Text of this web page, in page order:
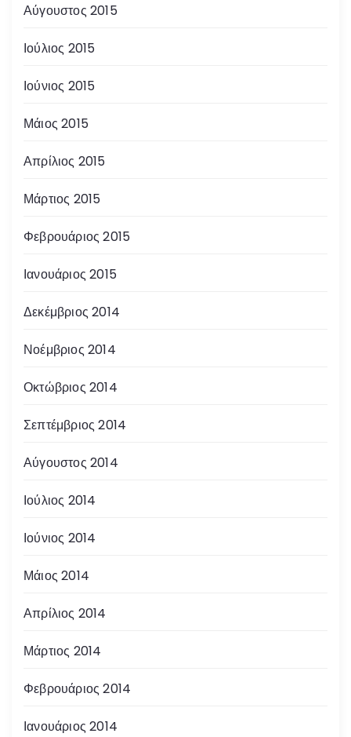
Αύγουστος 2015
Ιούλιος 2015
Ιούνιος 2015
Μάιος 2015
Απρίλιος 2015
Μάρτιος 2015
Φεβρουάριος 2015
Ιανουάριος 2015
Δεκέμβριος 2014
Νοέμβριος 2014
Οκτώβριος 2014
Σεπτέμβριος 2014
Αύγουστος 2014
Ιούλιος 2014
Ιούνιος 2014
Μάιος 2014
Απρίλιος 2014
Μάρτιος 2014
Φεβρουάριος 2014
Ιανουάριος 2014